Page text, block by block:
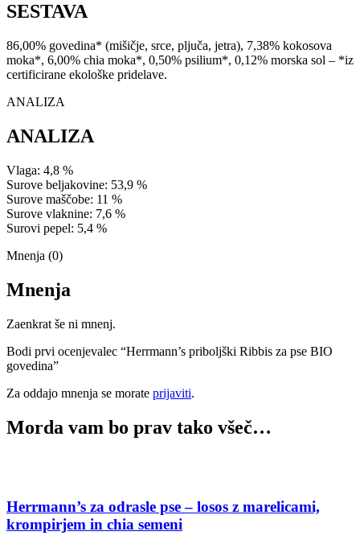
SESTAVA
86,00% govedina* (mišičje, srce, pljuča, jetra), 7,38% kokosova
moka*, 6,00% chia moka*, 0,50% psilium*, 0,12% morska sol – *iz
certificirane ekološke pridelave.
ANALIZA
ANALIZA
Vlaga: 4,8 %
Surove beljakovine: 53,9 %
Surove maščobe: 11 %
Surove vlaknine: 7,6 %
Surovi pepel: 5,4 %
Mnenja (0)
Mnenja
Zaenkrat še ni mnenj.
Bodi prvi ocenjevalec “Herrmann’s priboljški Ribbis za pse BIO
govedina”
Za oddajo mnenja se morate prijaviti.
Morda vam bo prav tako všeč…
Herrmann’s za odrasle pse – losos z marelicami,
krompirjem in chia semeni